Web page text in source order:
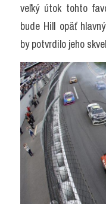
veľký útok tohto
bude Hill opäť
by potvrdilo jeho